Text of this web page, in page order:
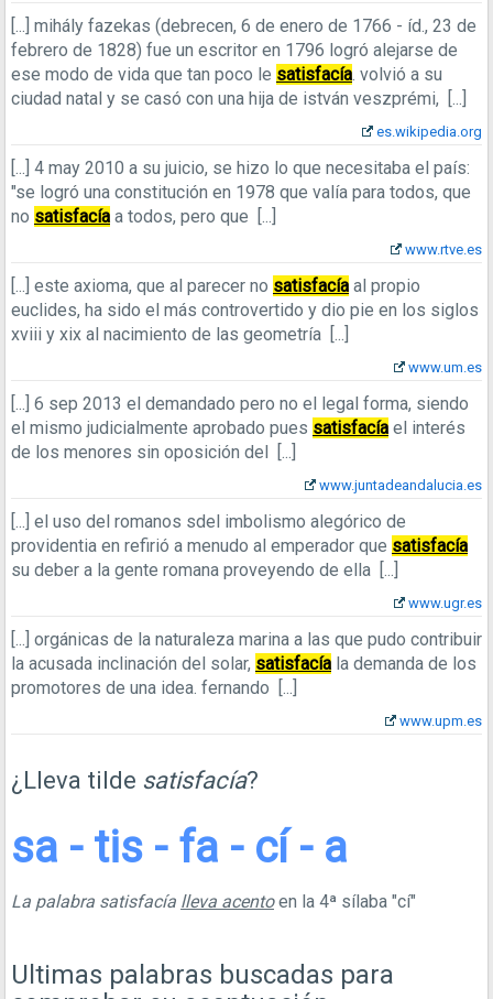
[...] mihály fazekas (debrecen, 6 de enero de 1766 - íd., 23 de
febrero de 1828) fue un escritor en 1796 logró alejarse de
ese modo de vida que tan poco le satisfacía. volvió a su
ciudad natal y se casó con una hija de istván veszprémi, [...]
es.wikipedia.org
[...] 4 may 2010 a su juicio, se hizo lo que necesitaba el país:
"se logró una constitución en 1978 que valía para todos, que
no satisfacía a todos, pero que [...]
www.rtve.es
[...] este axioma, que al parecer no satisfacía al propio
euclides, ha sido el más controvertido y dio pie en los siglos
xviii y xix al nacimiento de las geometría [...]
www.um.es
[...] 6 sep 2013 el demandado pero no el legal forma, siendo
el mismo judicialmente aprobado pues satisfacía el interés
de los menores sin oposición del [...]
www.juntadeandalucia.es
[...] el uso del romanos sdel imbolismo alegórico de
providentia en refirió a menudo al emperador que satisfacía
su deber a la gente romana proveyendo de ella [...]
www.ugr.es
[...] orgánicas de la naturaleza marina a las que pudo contribuir
la acusada inclinación del solar, satisfacía la demanda de los
promotores de una idea. fernando [...]
www.upm.es
¿Lleva tilde satisfacía?
sa - tis - fa - cí - a
La palabra satisfacía lleva acentoen la 4ª sílaba "cí"
Ultimas palabras buscadas para